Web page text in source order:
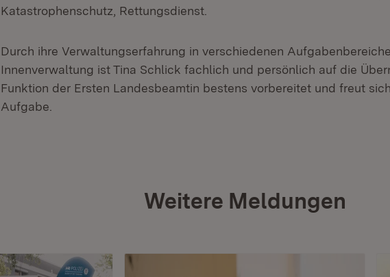
Katastrophenschutz, Rettungsdienst.
Durch ihre Verwaltungserfahrung in verschiedenen
Innenverwaltung ist Tina Schlick fachlich und persönlich auf die
Funktion der Ersten Landesbeamtin bestens vorbereitet und freut
Aufgabe.
Weitere Meldungen